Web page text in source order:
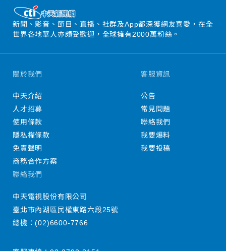
新聞、影音、節目、直播、社群及App都深獲網友喜愛，在全
世界各地華人亦頗受歡迎，全球擁有2000萬粉絲。
關於我們
中天介紹
人才招募
使用條款
隱私權條款
免責聲明
商務合作方案
客服資訊
公告
常見問題
聯絡我們
我要爆料
我要投稿
聯絡我們
中天電視股份有限公司
臺北市內湖區民權東路六段25號
總機：(02)6600-7766